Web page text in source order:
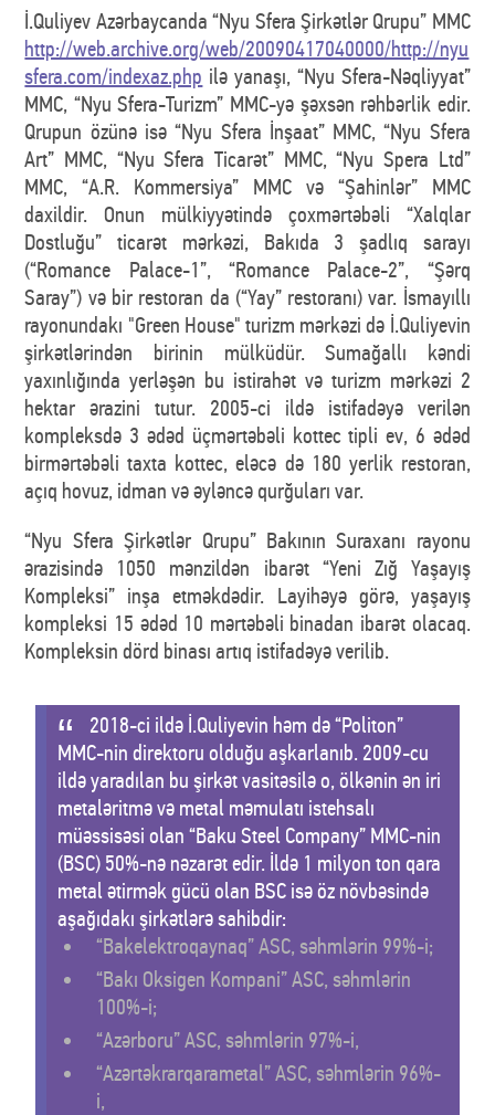
İ.Quliyev Azərbaycanda “Nyu Sfera Şirkətlər Qrupu” MMC
http://web.archive.org/web/20090417040000/http://nyu
sfera.com/indexaz.php ilə yanaşı, “Nyu Sfera-Nəqliyyat”
MMC, “Nyu Sfera-Turizm” MMC-yə şəxsən rəhbərlik edir.
Qrupun özünə isə “Nyu Sfera İnşaat” MMC, “Nyu Sfera
Art” MMC, “Nyu Sfera Ticarət” MMC, “Nyu Spera Ltd”
MMC, “A.R. Kommersiya” MMC və “Şahinlər” MMC
daxildir. Onun mülkiyyətində çoxmərtəbəli “Xalqlar
Dostluğu” ticarət mərkəzi, Bakıda 3 şadlıq sarayı
(“Romance Palace-1”, “Romance Palace-2”, “Şərq
Saray”) və bir restoran da (“Yay” restoranı) var. İsmayıllı
rayonundakı "Green House" turizm mərkəzi də İ.Quliyevin
şirkətlərindən birinin mülküdür. Sumağallı kəndi
yaxınlığında yerləşən bu istirahət və turizm mərkəzi 2
hektar ərazini tutur. 2005-ci ildə istifadəyə verilən
kompleksdə 3 ədəd üçmərtəbəli kottec tipli ev, 6 ədəd
birmərtəbəli taxta kottec, eləcə də 180 yerlik restoran,
açıq hovuz, idman və əyləncə qurğuları var.
“Nyu Sfera Şirkətlər Qrupu” Bakının Suraxanı rayonu
ərazisində 1050 mənzildən ibarət “Yeni Zığ Yaşayış
Kompleksi” inşa etməkdədir. Layihəyə görə, yaşayış
kompleksi 15 ədəd 10 mərtəbəli binadan ibarət olacaq.
Kompleksin dörd binası artıq istifadəyə verilib.
2018-ci ildə İ.Quliyevin həm də “Politon”
MMC-nin direktoru olduğu aşkarlanıb. 2009-cu
ildə yaradılan bu şirkət vasitəsilə o, ölkənin ən iri
metaləritmə və metal məmulatı istehsalı
müəssisəsi olan “Baku Steel Company” MMC-nin
(BSC) 50%-nə nəzarət edir. İldə 1 milyon ton qara
metal ətirmək gücü olan BSC isə öz növbəsində
aşağıdakı şirkətlərə sahibdir:
“Bakelektroqaynaq” ASC, səhmlərin 99%-i;
“Bakı Oksigen Kompani” ASC, səhmlərin
100%-i;
“Azərboru” ASC, səhmlərin 97%-i,
“Azərtəkrarqarametal” ASC, səhmlərin 96%-
i,